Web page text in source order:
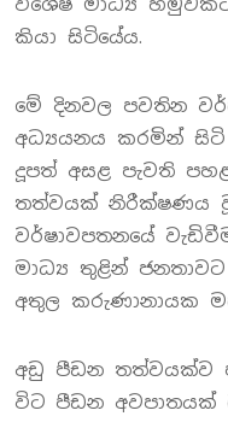
කියා සිටියේය.
මේ දිනවල පවතින
අධ්‍යයනය කරමින්
දූපත් අසළ පැවති
තත්වයක් නිරීක්ෂණය
වර්ෂාවපතනයේ
මාධ්‍ය තුළින්
අතුල කරුණානායක
අඩු පීඩන තත්වයක්ව
විට පීඩන